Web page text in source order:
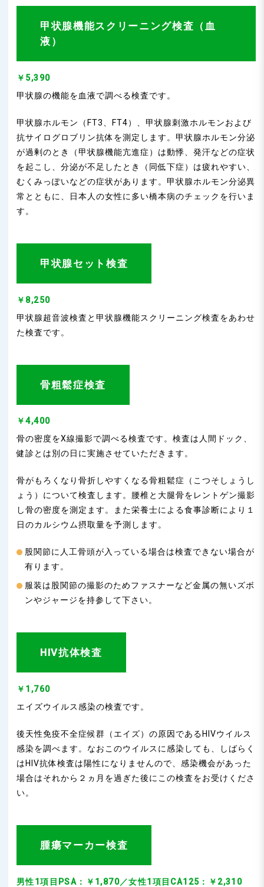
甲状腺機能スクリーニング検査（血
液）
￥5,390
甲状腺の機能を血液で調べる検査です。
甲状腺ホルモン（FT3、FT4）、甲状腺刺激ホルモンおよび
抗サイログロブリン抗体を測定します。甲状腺ホルモン分泌
が過剰のとき（甲状腺機能亢進症）は動悸、発汗などの症状
を起こし、分泌が不足したとき（同低下症）は疲れやすい、
むくみっぽいなどの症状があります。甲状腺ホルモン分泌異
常とともに、日本人の女性に多い橋本病のチェックを行いま
す。
甲状腺セット検査
￥8,250
甲状腺超音波検査と甲状腺機能スクリーニング検査をあわせ
た検査です。
骨粗鬆症検査
￥4,400
骨の密度をX線撮影で調べる検査です。検査は人間ドック、
健診とは別の日に実施させていただきます。
骨がもろくなり骨折しやすくなる骨粗鬆症（こつそしょうし
ょう）について検査します。腰椎と大腿骨をレントゲン撮影
し骨の密度を測定ます。また栄養士による食事診断により１
日のカルシウム摂取量を予測します。
股関節に人工骨頭が入っている場合は検査できない場合が
有ります。
服装は股関節の撮影のためファスナーなど金属の無いズボ
ンやジャージを持参して下さい。
HIV抗体検査
￥1,760
エイズウイルス感染の検査です。
後天性免疫不全症候群（エイズ）の原因であるHIVウイルス
感染を調べます。なおこのウイルスに感染しても、しばらく
はHIV抗体検査は陽性になりませんので、感染機会があった
場合はそれから２ヵ月を過ぎた後にこの検査をお受けくださ
い。
腫瘍マーカー検査
男性1項目PSA：￥1,870／女性1項目CA125：￥2,310